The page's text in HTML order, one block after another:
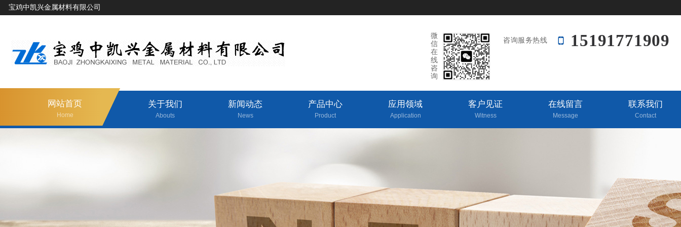
宝鸡中凯兴金属材料有限公司
咨询服务热线 15191771909
微
信
在
线
咨
询
网站首页
Home
关于我们
Abouts
新闻动态
News
产品中心
Product
应用领域
Application
客户见证
Witness
在线留言
Message
联系我们
Contact